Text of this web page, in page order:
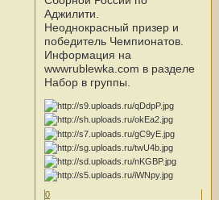
Аджилити.
Неоднокрасный призер и
победитель Чемпионатов.
Информация на
wwwrublewka.com в разделе
Набор в группы.
0